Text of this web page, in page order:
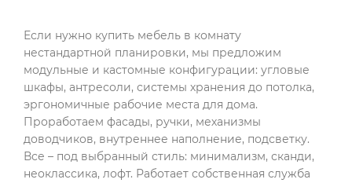
Если нужно купить мебель в комнату
нестандартной планировки, мы предложим
модульные и кастомные конфигурации: угловые
шкафы, антресоли, системы хранения до потолка,
эргономичные рабочие места для дома.
Проработаем фасады, ручки, механизмы
доводчиков, внутреннее наполнение, подсветку.
Все – под выбранный стиль: минимализм, сканди,
неоклассика, лофт. Работает собственная служба